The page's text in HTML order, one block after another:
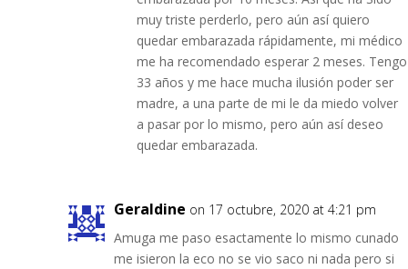
muy triste perderlo, pero aún así quiero
quedar embarazada rápidamente, mi médico
me ha recomendado esperar 2 meses. Tengo
33 años y me hace mucha ilusión poder ser
madre, a una parte de mi le da miedo volver
a pasar por lo mismo, pero aún así deseo
quedar embarazada.
Geraldine on 17 octubre, 2020 at 4:21 pm
Amuga me paso esactamente lo mismo cunado
me isieron la eco no se vio saco ni nada pero si